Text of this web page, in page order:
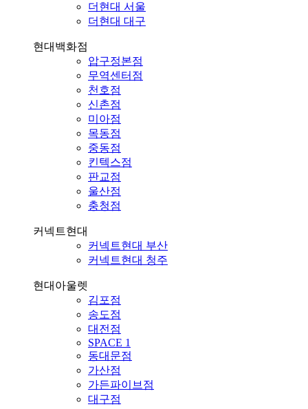
더현대 서울
더현대 대구
현대백화점
압구정본점
무역센터점
천호점
신촌점
미아점
목동점
중동점
킨텍스점
판교점
울산점
충청점
커넥트현대
커넥트현대 부산
커넥트현대 청주
현대아울렛
김포점
송도점
대전점
SPACE 1
동대문점
가산점
가든파이브점
대구점